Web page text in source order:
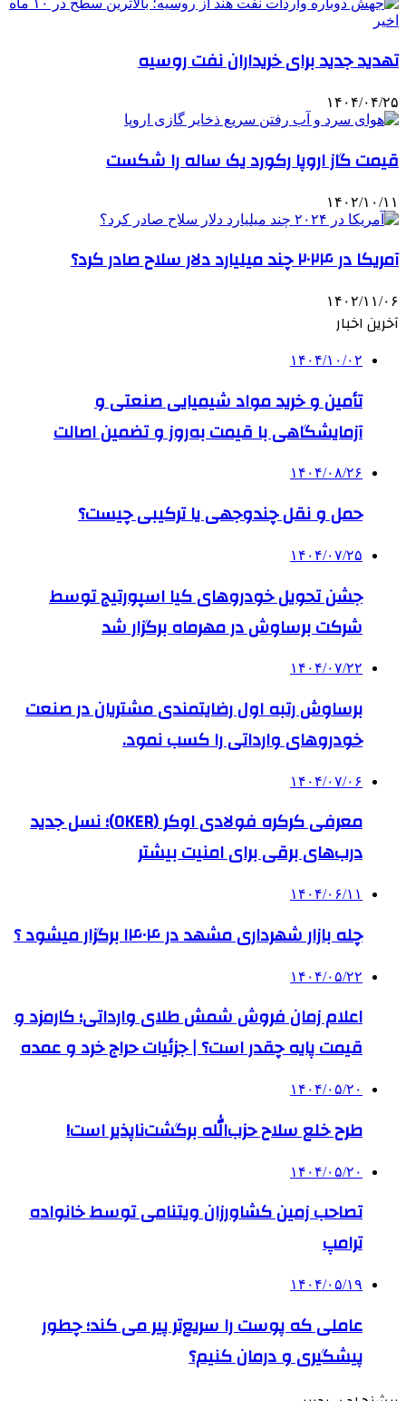
تهدید جدید برای خریداران نفت روسیه
۱۴۰۴/۰۴/۲۵
قیمت گاز اروپا رکورد یک ساله را شکست
۱۴۰۲/۱۰/۱۱
آمریکا در ۲۰۲۴ چند میلیارد دلار سلاح صادر کرد؟
۱۴۰۲/۱۱/۰۶
آخرین اخبار
۱۴۰۴/۱۰/۰۲
تأمین و خرید مواد شیمیایی صنعتی و
آزمایشگاهی با قیمت به‌روز و تضمین اصالت
۱۴۰۴/۰۸/۲۶
حمل و نقل چندوجهی یا ترکیبی چیست؟
۱۴۰۴/۰۷/۲۵
جشن تحویل خودروهای کیا اسپورتیج توسط
شرکت برساوش در مهرماه برگزار شد
۱۴۰۴/۰۷/۲۲
برساوش رتبه اول رضایتمندی مشتریان در صنعت
خودروهای وارداتی را کسب نمود.
۱۴۰۴/۰۷/۰۶
معرفی کرکره فولادی اوکر (OKER)؛ نسل جدید
درب‌های برقی برای امنیت بیشتر
۱۴۰۴/۰۶/۱۱
چله بازار شهرداری مشهد در ۱۴۰۴ برگزار میشود ؟
۱۴۰۴/۰۵/۲۲
اعلام زمان فروش شمش طلای وارداتی؛ کارمزد و
قیمت پایه چقدر است؟ | جزئیات حراج خرد و عمده
۱۴۰۴/۰۵/۲۰
طرح خلع سلاح حزب‌الله برگشت‌ناپذیر است!
۱۴۰۴/۰۵/۲۰
تصاحب زمین کشاورزان ویتنامی توسط خانواده
ترامپ
۱۴۰۴/۰۵/۱۹
عاملی که پوست را سریع‌تر پیر می کند؛ چطور
پیشگیری و درمان کنیم؟